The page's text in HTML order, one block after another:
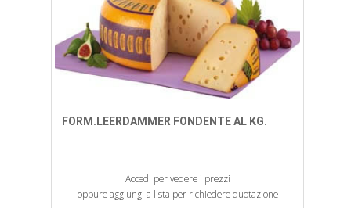
FORM.LEERDAMMER FONDENTE AL KG.
Accedi per vedere i prezzi
oppure aggiungi a lista per richiedere quotazione